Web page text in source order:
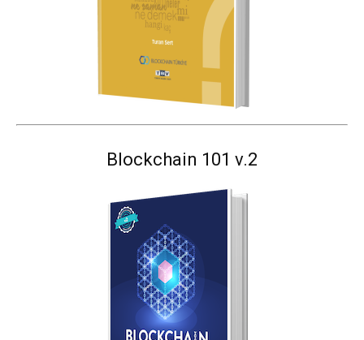
Blockchain 101 v.2